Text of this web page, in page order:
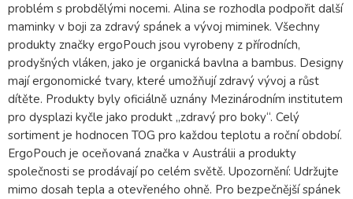
problém s probdělými nocemi. Alina se rozhodla podpořit další
maminky v boji za zdravý spánek a vývoj miminek. Všechny
produkty značky ergoPouch jsou vyrobeny z přírodních,
prodyšných vláken, jako je organická bavlna a bambus. Designy
mají ergonomické tvary, které umožňují zdravý vývoj a růst
dítěte. Produkty byly oficiálně uznány Mezinárodním institutem
pro dysplazi kyčle jako produkt „zdravý pro boky“. Celý
sortiment je hodnocen TOG pro každou teplotu a roční období.
ErgoPouch je oceňovaná značka v Austrálii a produkty
společnosti se prodávají po celém světě. Upozornění: Udržujte
mimo dosah tepla a otevřeného ohně. Pro bezpečnější spánek